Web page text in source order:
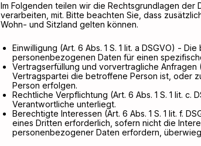
Im Folgenden teilen wir die Rechtsgrundlagen
verarbeiten, mit. Bitte beachten Sie, dass
Wohn- und Sitzland gelten können.
Einwilligung (Art. 6 Abs. 1 S. 1 lit. a DSGVO) -
personenbezogenen Daten für einen
Vertragserfüllung und vorvertragliche Anfragen
Vertragspartei die betroffene Person ist, oder
Person erfolgen.
Rechtliche Verpflichtung (Art. 6 Abs. 1 S. 1 lit.
Verantwortliche unterliegt.
Berechtigte Interessen (Art. 6 Abs. 1 S. 1 lit. f.
eines Dritten erforderlich, sofern nicht die
personenbezogener Daten erfordern,